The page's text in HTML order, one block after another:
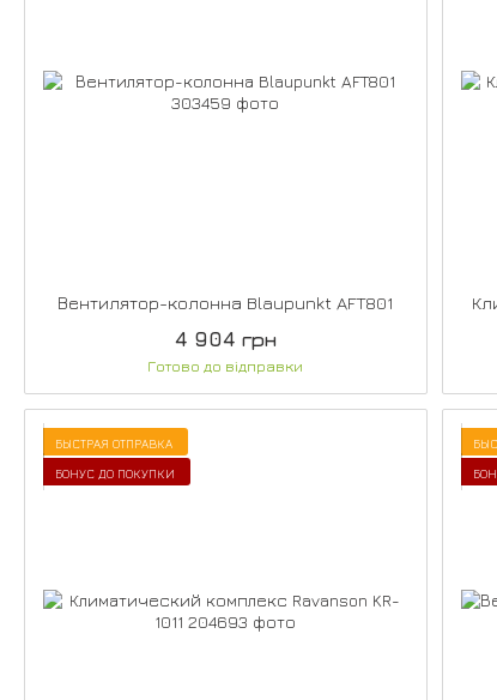
Вентилятор-колонна Blaupunkt AFT801
4 904 грн
Готово до відправки
БЫСТРАЯ ОТПРАВКА
БОНУС ДО ПОКУПКИ